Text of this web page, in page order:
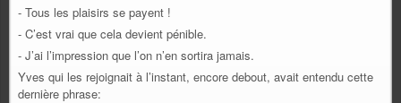
- Tous les plaisirs se payent !
- C’est vrai que cela devient pénible.
- J’ai l’impression que l’on n’en sortira jamais.
Yves qui les rejoignait à l’instant, encore debout, avait entendu cette
dernière phrase: